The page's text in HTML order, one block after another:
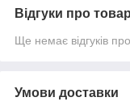
Відгуки про товар
Ще немає відгуків
Умови доставки